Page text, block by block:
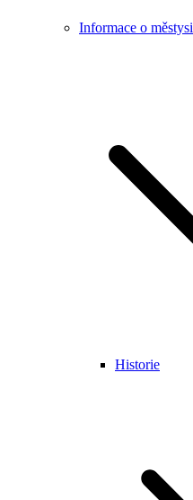
Informace o městysi
Historie